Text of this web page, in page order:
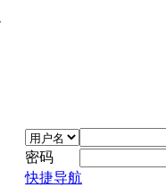
密码
快捷导航